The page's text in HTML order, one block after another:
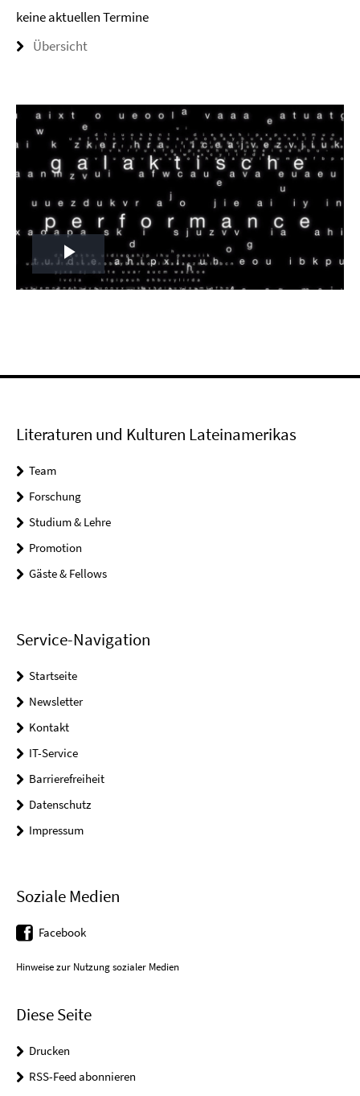
keine aktuellen Termine
Übersicht
Play
Literaturen und Kulturen Lateinamerikas
Team
Forschung
Studium & Lehre
Promotion
Gäste & Fellows
Service-Navigation
Startseite
Newsletter
Kontakt
IT-Service
Barrierefreiheit
Datenschutz
Impressum
Soziale Medien
Facebook
Hinweise zur Nutzung sozialer Medien
Diese Seite
Drucken
RSS-Feed abonnieren